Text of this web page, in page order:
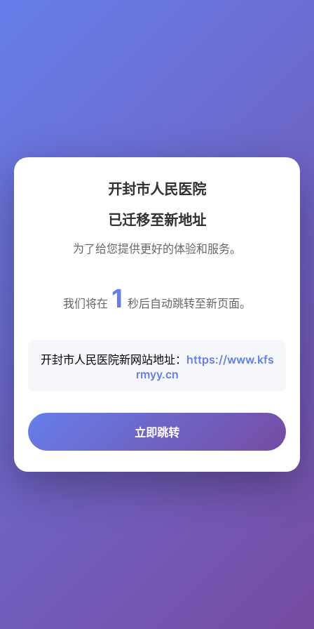
开封市人民医院
已迁移至新地址
为了给您提供更好的体验和服务。
我们将在 1 秒后自动跳转至新页面。
开封市人民医院新网站地址： https://www.kfs
rmyy.cn
立即跳转